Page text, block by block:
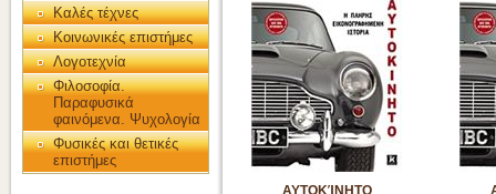
Καλές τέχνες
Κοινωνικές επιστήμες
Λογοτεχνία
Φιλοσοφία.
Παραφυσικά
φαινόμενα. Ψυχολογία
Φυσικές και θετικές
επιστήμες
ΑΥΤΟΚΊΝΗΤΟ